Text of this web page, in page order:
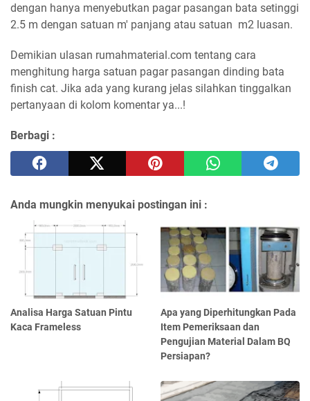
dengan hanya menyebutkan pagar pasangan bata setinggi
2.5 m dengan satuan m' panjang atau satuan m2 luasan.
Demikian ulasan rumahmaterial.com tentang cara
menghitung harga satuan pagar pasangan dinding bata
finish cat. Jika ada yang kurang jelas silahkan tinggalkan
pertanyaan di kolom komentar ya...!
Berbagi :
Anda mungkin menyukai postingan ini :
Analisa Harga Satuan Pintu
Kaca Frameless
Apa yang Diperhitungkan Pada
Item Pemeriksaan dan
Pengujian Material Dalam BQ
Persiapan?